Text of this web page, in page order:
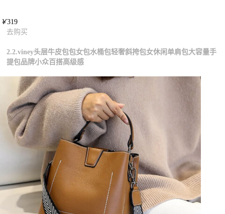
￥319
去购买
2.2.viney头层牛皮包包女包水桶包轻奢斜挎包女休闲单肩包大容量手
提包品牌小众百搭高级感